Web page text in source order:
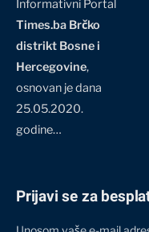
Informativni Portal
Times.ba Brčko
distrikt Bosne i
Hercegovine,
osnovan je dana
25.05.2020.
godine…
Prijavi se za